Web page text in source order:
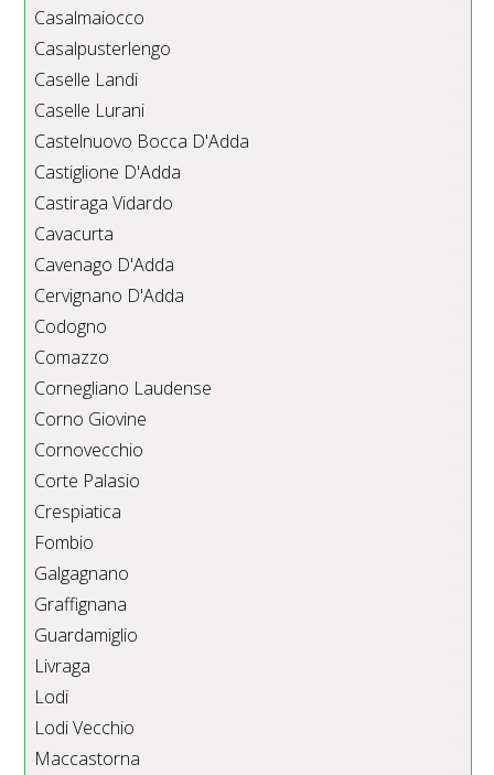
Casalmaiocco
Casalpusterlengo
Caselle Landi
Caselle Lurani
Castelnuovo Bocca D'Adda
Castiglione D'Adda
Castiraga Vidardo
Cavacurta
Cavenago D'Adda
Cervignano D'Adda
Codogno
Comazzo
Cornegliano Laudense
Corno Giovine
Cornovecchio
Corte Palasio
Crespiatica
Fombio
Galgagnano
Graffignana
Guardamiglio
Livraga
Lodi
Lodi Vecchio
Maccastorna